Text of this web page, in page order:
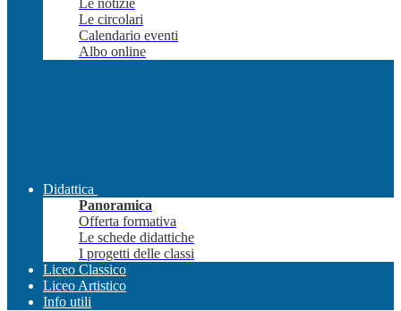
Le notizie
Le circolari
Calendario eventi
Albo online
Didattica
Panoramica
Offerta formativa
Le schede didattiche
I progetti delle classi
Liceo Classico
Liceo Artistico
Info utili